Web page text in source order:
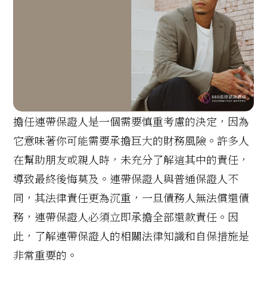
擔任連帶保證人是一個需要慎重考慮的決定，因為
它意味著你可能需要承擔巨大的財務風險。許多人
在幫助朋友或親人時，未充分了解這其中的責任，
導致最終後悔莫及。連帶保證人與普通保證人不
同，其法律責任更為沉重，一旦債務人無法償還債
務，連帶保證人必須立即承擔全部還款責任。因
此，了解連帶保證人的相關法律知識和自保措施是
非常重要的。